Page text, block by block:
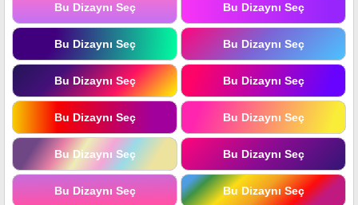
Bu Dizaynı Seç Bu Dizaynı Seç
Bu Dizaynı Seç Bu Dizaynı Seç
Bu Dizaynı Seç Bu Dizaynı Seç
Bu Dizaynı Seç Bu Dizaynı Seç
Bu Dizaynı Seç Bu Dizaynı Seç
Bu Dizaynı Seç Bu Dizaynı Seç